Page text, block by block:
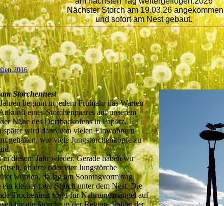
Nächster Storch am 19.03.26 angekommen
und sofort am Nest gebaut.
2016
Storchennest
beginnt in jedem Frühjahr das Warten
eines Storchenpaares auf unserem
Nähe des Dorfbackofens in Paplitz.
später wird dann von vielen Einwohnern
gehalten, wie viele Jungstorchenköpfe zu
in diesem Jahr wieder. Gerade haben wir
ob drei oder vier Jungstörche
wurden, da lag am Sonntagvormittag
ein kleiner toter Storch unter dem Nest. Die
Trockenheit sorgt für Nahrungsmangel auf
für die Störche in der Region. Folge: der